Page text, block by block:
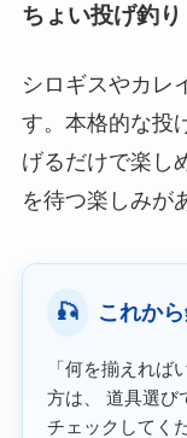
ちょい投げ釣り
シロギスやカレ
す。本格的な投
げるだけで楽し
を待つ楽しみが
🎣 これか
「何を揃えれ
方は、 道具選び
チェックしてく